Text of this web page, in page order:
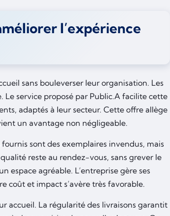
l’expérience
sans bouleverser leur organisation. Les
service proposé par Public.A facilite cette
adaptés à leur secteur. Cette offre allège
un avantage non négligeable.
sont des exemplaires invendus, mais
reste au rendez-vous, sans grever le
espace agréable. L’entreprise gère ses
coût et impact s’avère très favorable.
accueil. La régularité des livraisons garantit